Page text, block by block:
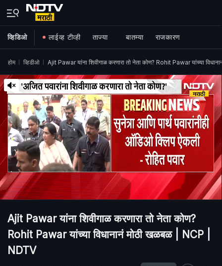
व्हिडिओ लाईव्ह टीव्ही ताज्या बातम्या राजकारण
होम व्हिडीओ Ajit Pawar यांना शिवीगाळ करणारा तो नेता कोण? Rohit Pawar यांच्या
Ajit Pawar यांना शिवीगाळ करणारा तो नेता कोण?
Rohit Pawar यांच्या विधानानं मोठी खळबळ | NCP |
NDTV